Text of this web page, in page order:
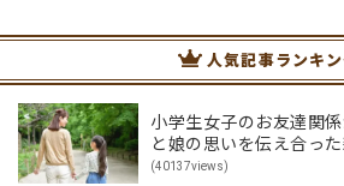
人気記事ランキン
小学生女子のお友達関
と娘の思いを伝え合っ
(40137views)